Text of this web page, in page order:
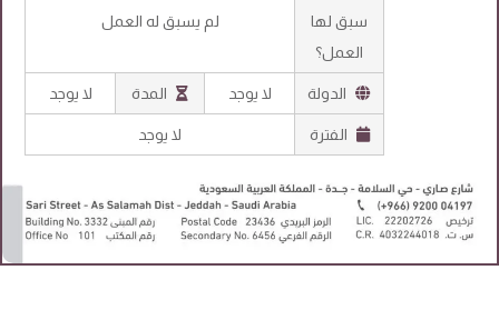
سبق لها
العمل؟
لم يسبق له العمل
الدولة لا يوجد المدة لا يوجد
الفترة لا يوجد